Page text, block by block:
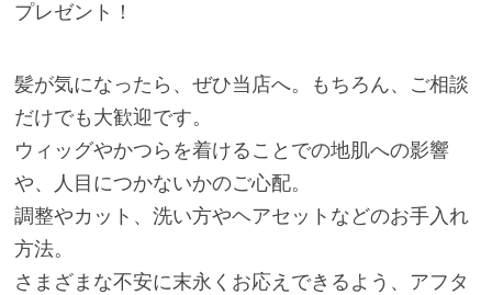
プレゼント！
髪が気になったら、ぜひ当店へ。もちろん、ご相談
だけでも大歓迎です。
ウィッグやかつらを着けることでの地肌への影響
や、人目につかないかのご心配。
調整やカット、洗い方やヘアセットなどのお手入れ
方法。
さまざまな不安に末永くお応えできるよう、アフタ